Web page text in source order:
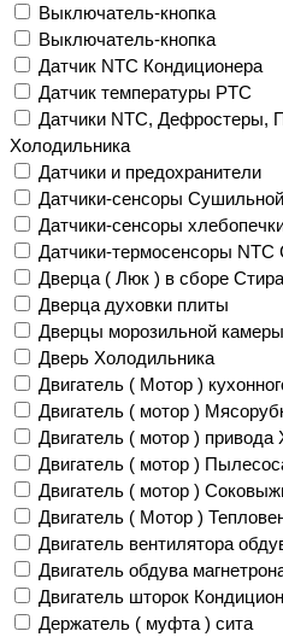
Выключатель-кнопка
Выключатель-кнопка
Датчик NTC Кондиционера
Датчик температуры PTC
Датчики NTC, Дефростеры,
Холодильника
Датчики и предохранители
Датчики-сенсоры
Датчики-сенсоры
Датчики-термосенсоры
Дверца ( Люк ) в сборе
Дверца духовки плиты
Дверцы морозильной
Дверь Холодильника
Двигатель ( Мотор )
Двигатель ( мотор )
Двигатель ( мотор ) привода
Двигатель ( мотор )
Двигатель ( мотор )
Двигатель ( Мотор )
Двигатель вентилятора
Двигатель обдува
Двигатель шторок
Держатель ( муфта ) сита